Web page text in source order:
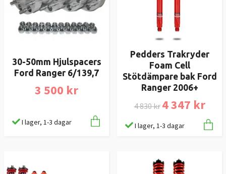
30-50mm Hjulspacers
Ford Ranger 6/139,7
3 500 kr
I lager, 1-3 dagar
Pedders Trakryder
Foam Cell
Stötdämpare bak Ford
Ranger 2006+
4 830 kr 4 347 kr
I lager, 1-3 dagar